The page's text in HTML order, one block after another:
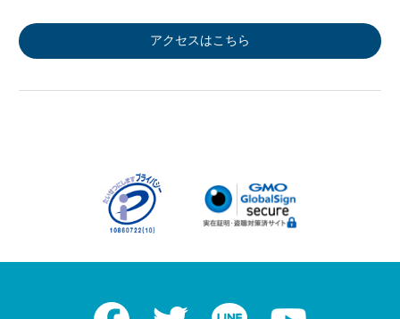
アクセスはこちら
Facebook Twitter LINE